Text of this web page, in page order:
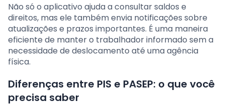
Não só o aplicativo ajuda a consultar saldos e
direitos, mas ele também envia notificações sobre
atualizações e prazos importantes. É uma maneira
eficiente de manter o trabalhador informado sem a
necessidade de deslocamento até uma agência
física.
Diferenças entre PIS e PASEP: o que você
precisa saber